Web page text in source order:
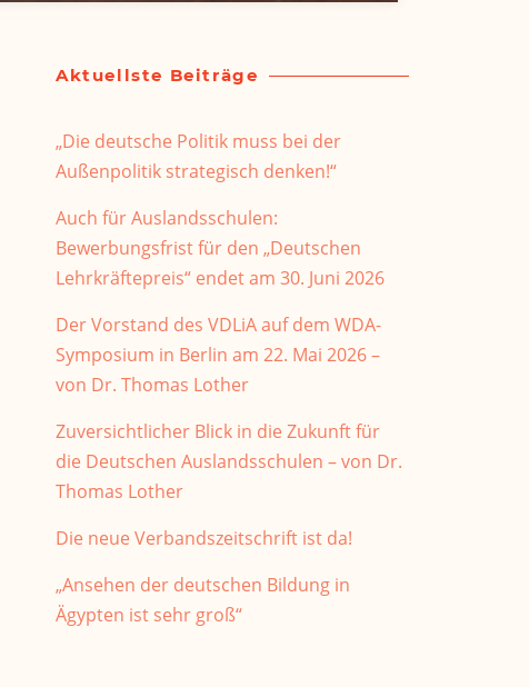
Aktuellste Beiträge
„Die deutsche Politik muss bei der
Außenpolitik strategisch denken!“
Auch für Auslandsschulen:
Bewerbungsfrist für den „Deutschen
Lehrkräftepreis“ endet am 30. Juni 2026
Der Vorstand des VDLiA auf dem WDA-
Symposium in Berlin am 22. Mai 2026 –
von Dr. Thomas Lother
Zuversichtlicher Blick in die Zukunft für
die Deutschen Auslandsschulen – von Dr.
Thomas Lother
Die neue Verbandszeitschrift ist da!
„Ansehen der deutschen Bildung in
Ägypten ist sehr groß“